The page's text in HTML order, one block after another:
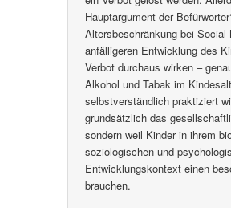
Hauptargument der
Altersbeschränkung bei Social
anfälligeren Entwicklung des
Verbot durchaus wirken –
Alkohol und Tabak im
selbstverständlich praktiziert
grundsätzlich das
sondern weil Kinder in ihrem
soziologischen und
Entwicklungskontext einen
brauchen.